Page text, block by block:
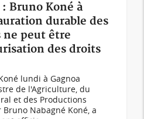
Bruno Koné à
durable des
ne peut être
des droits
lundi à Gagnoa
de l'Agriculture, du
et des Productions
Nabagné Koné, a